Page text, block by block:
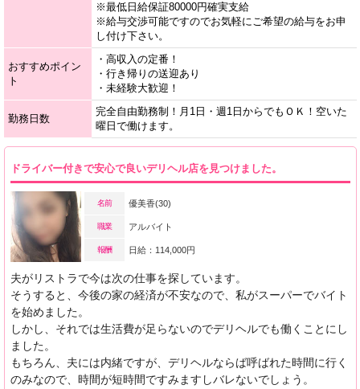
※最低日給保証80000円確実支給
※給与交渉可能ですのでお気軽にご希望の給与をお申
し付け下さい。
おすすめポイン
ト
・高収入の定番！
・行き帰りの送迎あり
・未経験大歓迎！
勤務日数
完全自由勤務制！月1日・週1日からでもＯＫ！空いた
曜日で働けます。
ドライバー付きで安心で良いデリヘル店を見つけました。
名前 優美香(30)
職業 アルバイト
報酬 日給：114,000円
夫がリストラで今は次の仕事を探しています。
そうすると、今後の家の経済が不安なので、私がスーパーでバイト
を始めました。
しかし、それでは生活費が足らないのでデリヘルでも働くことにし
ました。
もちろん、夫には内緒ですが、デリヘルならば呼ばれた時間に行く
のみなので、時間が短時間ですみますしバレないでしょう。